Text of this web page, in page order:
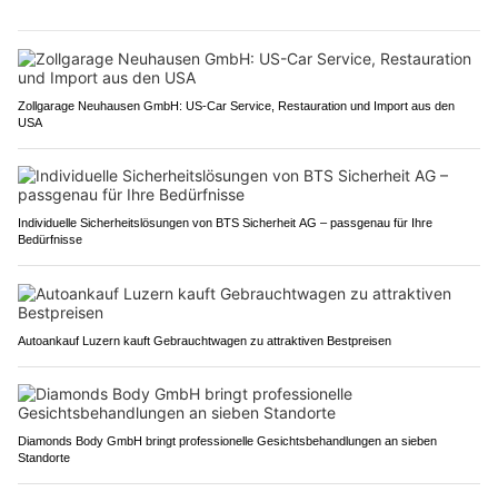
Zollgarage Neuhausen GmbH: US-Car Service, Restauration und Import aus den
USA
Individuelle Sicherheitslösungen von BTS Sicherheit AG – passgenau für Ihre
Bedürfnisse
Autoankauf Luzern kauft Gebrauchtwagen zu attraktiven Bestpreisen
Diamonds Body GmbH bringt professionelle Gesichtsbehandlungen an sieben
Standorte